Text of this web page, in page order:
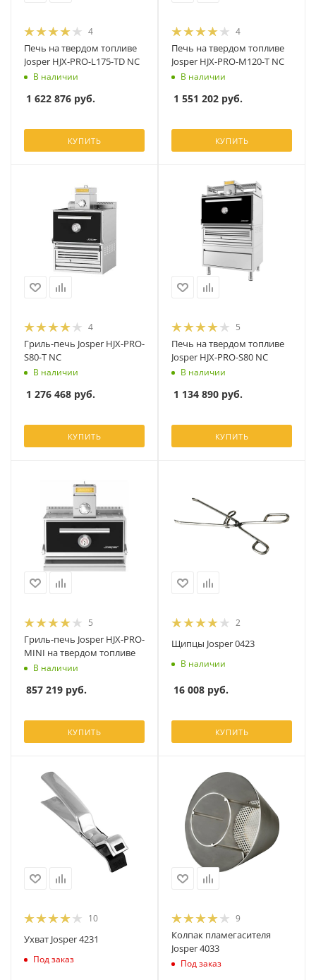
4
Печь на твердом топливе
Josper HJX-PRO-L175-TD NC
В наличии
1 622 876 руб.
КУПИТЬ
4
Печь на твердом топливе
Josper HJX-PRO-M120-T NC
В наличии
1 551 202 руб.
КУПИТЬ
4
Гриль-печь Josper HJX-PRO-
S80-T NC
В наличии
1 276 468 руб.
КУПИТЬ
5
Печь на твердом топливе
Josper HJX-PRO-S80 NC
В наличии
1 134 890 руб.
КУПИТЬ
5
Гриль-печь Josper HJX-PRO-
MINI на твердом топливе
В наличии
857 219 руб.
КУПИТЬ
2
Щипцы Josper 0423
В наличии
16 008 руб.
КУПИТЬ
10
Ухват Josper 4231
Под заказ
9
Колпак пламегасителя
Josper 4033
Под заказ